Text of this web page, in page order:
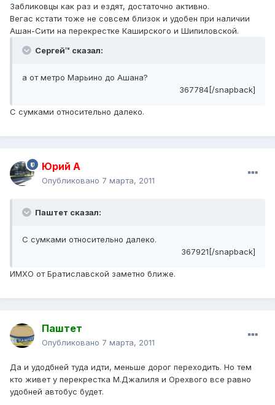
Забликовцы как раз и ездят, достаточно активно.
Вегас кстати тоже не совсем близок и удобен при наличии
Ашан-Сити на перекрестке Каширского и Шипиловской.
Сергей™ сказал:
а от метро Марьино до Ашана?
367784[/snapback]
С сумками относительно далеко.
Юрий А
Опубликовано 7 марта, 2011
Паштет сказал:
С сумками относительно далеко.
367921[/snapback]
ИМХО от Братиславской заметно ближе.
Паштет
Опубликовано 7 марта, 2011
Да и удодбней туда идти, меньше дорог переходить. Но тем
кто живет у перекрестка М.Джалиля и Орехвого все равно
удобней автобус будет.